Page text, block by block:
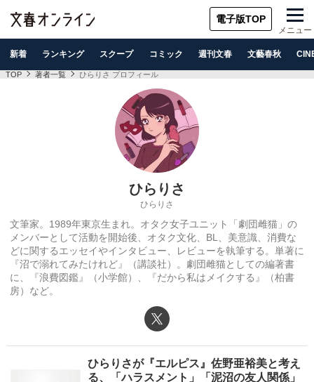
電子版TOP
メニュー
新着 ランキング スクープ コミック 週刊文春 文藝春秋
TOP 著者一覧 ひらりさ プロフィール
ひらりさ
ひらりさ
文筆家。1989年東京生まれ。オタク女子ユニット「劇団雌猫」の
メンバーとして活動を開始後、オタク文化、BL、美意識、消費な
どに関するエッセイやインタビュー、レビューを執筆する。単著に
『沼で溺れてみたけれど』（講談社）。劇団雌猫としての編著書
に、『浪費図鑑』（小学館）、『だから私はメイクする』（柏書
房）など。
ひらりさが『エルピス』佐野亜裕美と考え
る、「ハラスメント」「泥沼の友人関係」